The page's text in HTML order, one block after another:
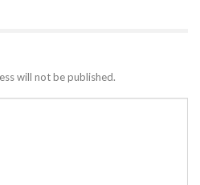
will not be published.